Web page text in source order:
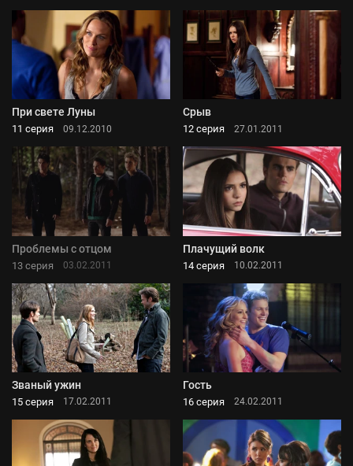
При свете Луны
11 серия 09.12.2010
Срыв
12 серия 27.01.2011
Проблемы с отцом
13 серия 03.02.2011
Плачущий волк
14 серия 10.02.2011
Званый ужин
15 серия 17.02.2011
Гость
16 серия 24.02.2011